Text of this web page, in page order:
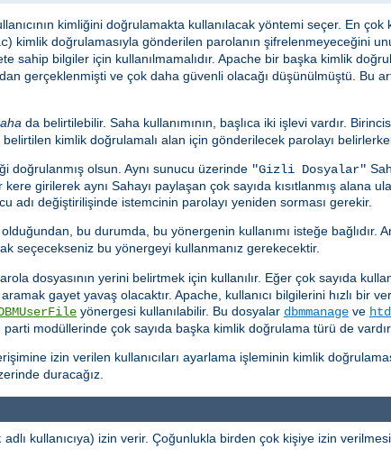
kimliğini doğrulamakta kullanılacak yöntemi seçer. En çok
) kimlik doğrulamasıyla gönderilen parolanın şifrelenmeyeceğini
sahip bilgiler için kullanılmamalıdır. Apache bir başka kimlik
gerçeklenmişti ve çok daha güvenli olacağı düşünülmüştü. Bu
da belirtilebilir. Saha kullanımının, başlıca iki işlevi vardır.
kimlik doğrulamalı alan için gönderilecek parolayı
doğrulanmış olsun. Aynı sunucu üzerinde "Gizli Dosyalar"
girilerek aynı Sahayı paylaşan çok sayıda kısıtlanmış alana
adı değiştirilişinde istemcinin parolayı yeniden sorması gerekir.
olduğundan, bu durumda, bu yönergenin kullanımı isteğe bağlıdır.
seçecekseniz bu yönergeyi kullanmanız gerekecektir.
dosyasının yerini belirtmek için kullanılır. Eğer çok sayıda
gayet yavaş olacaktır. Apache, kullanıcı bilgilerini hızlı bir
yönergesi kullanılabilir. Bu dosyalar dbmmanage ve
modüllerinde çok sayıda başka kimlik doğrulama türü de vardır.
izin verilen kullanıcıları ayarlama işleminin kimlik
duracağız.
adlı kullanıcıya) izin verir. Çoğunlukla birden çok kişiye izin